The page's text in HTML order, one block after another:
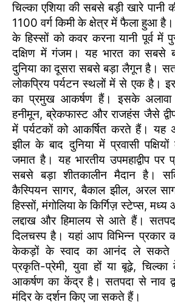
चिल्का एशिया की सबसे बड़ी खारे पानी
1100 वर्ग किमी के क्षेत्र में फैला हुआ
के हिस्सों को कवर करना यानी पूर्व में
दक्षिण में गंजम। यह भारत का सबसे
दुनिया का दूसरा सबसे बड़ा लैगून है।
लोकप्रिय पर्यटन स्थलों में से एक है।
का प्रमुख आकर्षण हैं। इसके अलावा
हनीमून, ब्रेकफास्ट और राजहंस जैसे
में पर्यटकों को आकर्षित करते हैं। यह
झील के बाद दुनिया में प्रवासी
जमात है। यह भारतीय उपमहाद्वीप पर
सबसे बड़ा शीतकालीन मैदान है।
कैस्पियन सागर, बैकाल झील, अरल
हिस्सों, मंगोलिया के किर्गिज़ स्टेप्स, मध्य
लद्दाख और हिमालय से आते हैं।
दिलचस्प है। यहां आप विभिन्न प्रकार
केकड़ों के स्वाद का आनंद ले सकते हैं।
प्रकृति-प्रेमी, युवा हों या बूढ़े,
आकर्षण का केंद्र है। सतपदा से नाव
मंदिर के दर्शन किए जा सकते हैं।